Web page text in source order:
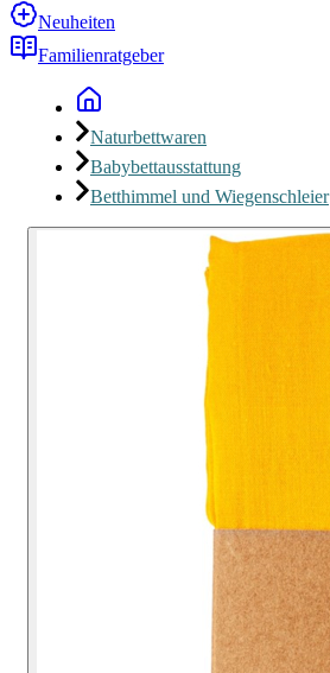
Neuheiten
Familienratgeber
Naturbettwaren
Babybettausstattung
Betthimmel und Wiegenschleier